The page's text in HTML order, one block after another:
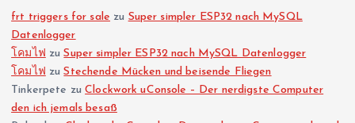
frt triggers for sale zu Super simpler ESP32 nach MySQL
Datenlogger
โคมไฟ zuSuper simpler ESP32 nach MySQL Datenlogger
โคมไฟ zuStechende Mücken und beisende Fliegen
Tinkerpete zuClockwork uConsole – Der nerdigste Computer
den ich jemals besaß